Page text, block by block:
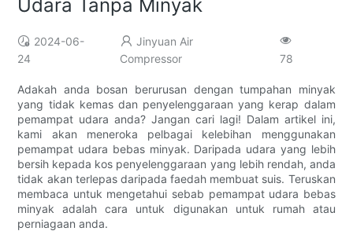
Udara Tanpa Minyak
2024-06-
24
Jinyuan Air
Compressor
78
Adakah anda bosan berurusan dengan tumpahan minyak
yang tidak kemas dan penyelenggaraan yang kerap dalam
pemampat udara anda? Jangan cari lagi! Dalam artikel ini,
kami akan meneroka pelbagai kelebihan menggunakan
pemampat udara bebas minyak. Daripada udara yang lebih
bersih kepada kos penyelenggaraan yang lebih rendah, anda
tidak akan terlepas daripada faedah membuat suis. Teruskan
membaca untuk mengetahui sebab pemampat udara bebas
minyak adalah cara untuk digunakan untuk rumah atau
perniagaan anda.